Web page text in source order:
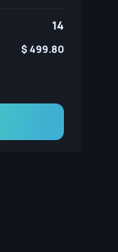
14
499.80